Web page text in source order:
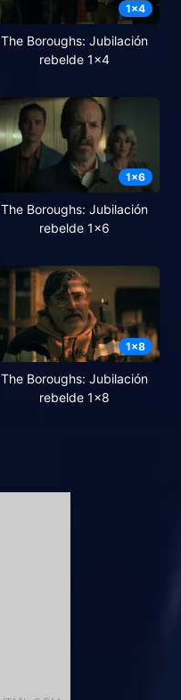
1x4
The Boroughs: Jubilación
rebelde 1x4
1x6
The Boroughs: Jubilación
rebelde 1x6
1x8
The Boroughs: Jubilación
rebelde 1x8